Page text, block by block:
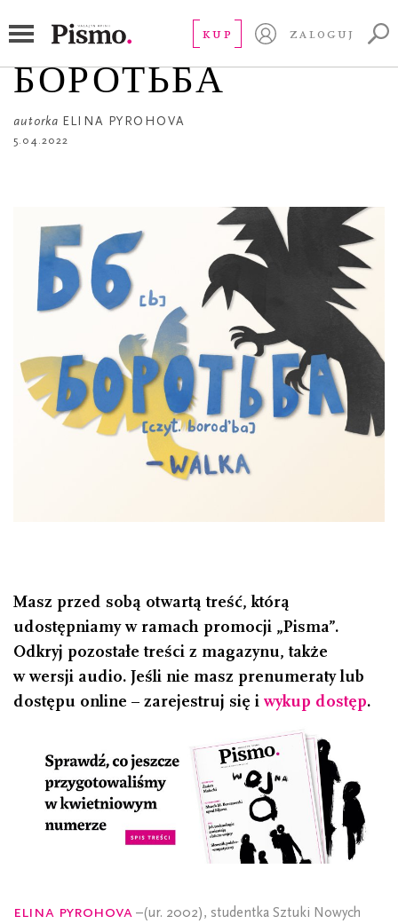
KUP ZALOGUJ
Walka / Бб
БОРОТЬБА
autorka ELINA PYROHOVA
5.04.2022
Masz przed sobą otwartą treść, którą
udostępniamy w ramach promocji „Pisma”.
Odkryj pozostałe treści z magazynu, także
w wersji audio. Jeśli nie masz prenumeraty lub
dostępu online – zarejestruj się i wykup dostęp.
Elina Pyrohova –(ur. 2002), studentka Sztuki Nowych